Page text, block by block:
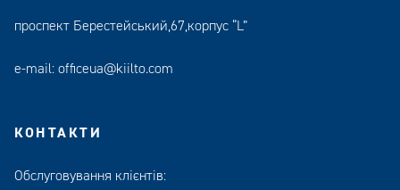
проспект Берестейський,67,корпус “L”
e-mail: officeua@kiilto.com
КОНТАКТИ
Обслуговування клієнтів: